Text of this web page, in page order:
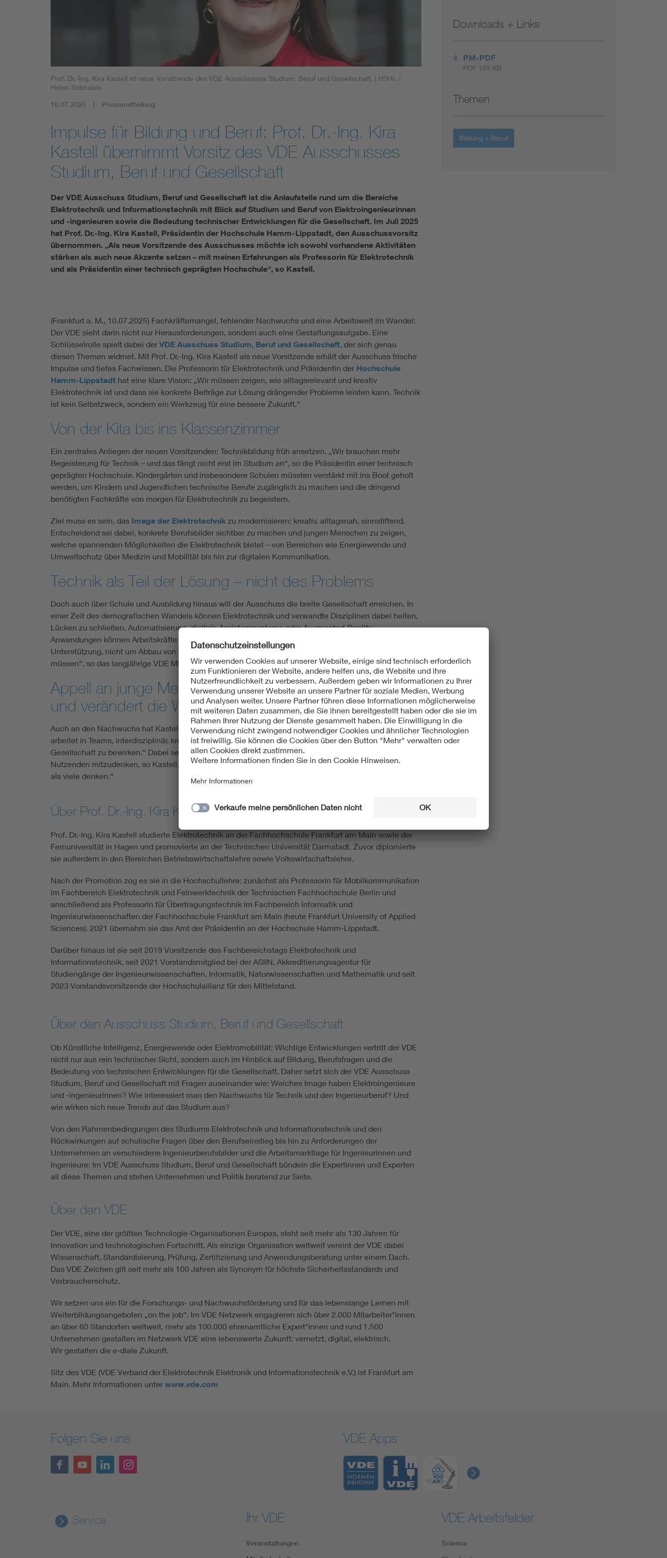
Energy storage
Functional safety
Prof. Dr.-Ing. Kira Kastell ist neue Vorsitzende des VDE Ausschusses Studium, Beruf und Gesellschaft. | HSHL /
Helen Sobiralski
10.07.2025 Pressemitteilung
Impulse für Bildung und Beruf: Prof. Dr.-Ing. Kira
Kastell übernimmt Vorsitz des VDE Ausschusses
Studium, Beruf und Gesellschaft
Der VDE Ausschuss Studium, Beruf und Gesellschaft ist die Anlaufstelle rund um die Bereiche
Elektrotechnik und Informationstechnik mit Blick auf Studium und Beruf von Elektroingenieurinnen
und -ingenieuren sowie die Bedeutung technischer Entwicklungen für die Gesellschaft. Im Juli 2025
hat Prof. Dr.-Ing. Kira Kastell, Präsidentin der Hochschule Hamm-Lippstadt, den Ausschussvorsitz
übernommen. „Als neue Vorsitzende des Ausschusses möchte ich sowohl vorhandene Aktivitäten
stärken als auch neue Akzente setzen – mit meinen Erfahrungen als Professorin für Elektrotechnik
und als Präsidentin einer technisch geprägten Hochschule“, so Kastell.
(Frankfurt a. M., 10.07.2025) Fachkräftemangel, fehlender Nachwuchs und eine Arbeitswelt im Wandel:
Der VDE sieht darin nicht nur Herausforderungen, sondern auch eine Gestaltungsaufgabe. Eine
Schlüsselrolle spielt dabei derVDE Ausschuss Studium, Beruf und Gesellschaft, der sich genau
diesen Themen widmet. Mit Prof. Dr.-Ing. Kira Kastell als neue Vorsitzende erhält der Ausschuss frische
Impulse und tiefes Fachwissen. Die Professorin für Elektrotechnik und Präsidentin der Hochschule
Hamm-Lippstadt hat eine klare Vision: „Wir müssen zeigen, wie alltagsrelevant und kreativ
Elektrotechnik ist und dass sie konkrete Beiträge zur Lösung drängender Probleme leisten kann. Technik
ist kein Selbstzweck, sondern ein Werkzeug für eine bessere Zukunft.“
Von der Kita bis ins Klassenzimmer
Ein zentrales Anliegen der neuen Vorsitzenden: Technikbildung früh ansetzen. „Wir brauchen mehr
Begeisterung für Technik – und das fängt nicht erst im Studium an“, so die Präsidentin einer technisch
geprägten Hochschule. Kindergärten und insbesondere Schulen müssten verstärkt mit ins Boot geholt
werden, um Kindern und Jugendlichen technische Berufe zugänglich zu machen und die dringend
benötigten Fachkräfte von morgen für Elektrotechnik zu begeistern.
Ziel muss es sein, das Image der Elektrotechnik zu modernisieren: kreativ, alltagsnah, sinnstiftend.
Entscheidend sei dabei, konkrete Berufsbilder sichtbar zu machen und jungen Menschen zu zeigen,
welche spannenden Möglichkeiten die Elektrotechnik bietet – von Bereichen wie Energiewende und
Umweltschutz über Medizin und Mobilität bis hin zur digitalen Kommunikation.
Technik als Teil der Lösung – nicht des Problems
Doch auch über Schule und Ausbildung hinaus will der Ausschuss die breite Gesellschaft erreichen. In
einer Zeit des demografischen Wandels können Elektrotechnik und verwandte Disziplinen dabei helfen,
Lücken zu schließen. Automatisierung, digitale Assistenzsysteme oder Augmented-Reality-
Anwendungen können Arbeitskräfte entlasten und produktiver machen. Es gehe um technische
Unterstützung, nicht um Abbau von Arbeitsplätzen. „Das ist ein zentrales Narrativ, das wir neu erzählen
müssen“, so das langjährige VDE Mitglied Kastell.
Appell an junge Menschen: Technik ist Teamarbeit –
und verändert die Welt
Auch an den Nachwuchs hat Kastell eine klare Botschaft: „Technik ist kein Einzelkämpferprojekt. Man
arbeitet in Teams, interdisziplinär, kreativ – und hat die Chance, direkt etwas Positives für die
Gesellschaft zu bewirken.“ Dabei sei es entscheidend, schon in der Entwicklung die Bedürfnisse der
Nutzenden mitzudenken, so Kastell. „Wer Technik gestaltet, gestaltet Zukunft. Und das ist spannender,
als viele denken.“
Über Prof. Dr.-Ing. Kira Kastell
Prof. Dr.-Ing. Kira Kastell studierte Elektrotechnik an der Fachhochschule Frankfurt am Main sowie der
Fernuniversität in Hagen und promovierte an der Technischen Universität Darmstadt. Zuvor diplomierte
sie außerdem in den Bereichen Betriebswirtschaftslehre sowie Volkswirtschaftslehre.
Nach der Promotion zog es sie in die Hochschullehre: zunächst als Professorin für Mobilkommunikation
im Fachbereich Elektrotechnik und Feinwerktechnik der Technischen Fachhochschule Berlin und
anschließend als Professorin für Übertragungstechnik im Fachbereich Informatik und
Ingenieurwissenschaften der Fachhochschule Frankfurt am Main (heute Frankfurt University of Applied
Sciences). 2021 übernahm sie das Amt der Präsidentin an der Hochschule Hamm-Lippstadt.
Darüber hinaus ist sie seit 2019 Vorsitzende des Fachbereichstags Elektrotechnik und
Informationstechnik, seit 2021 Vorstandsmitglied bei der ASIIN, Akkreditierungsagentur für
Studiengänge der Ingenieurwissenschaften, Informatik, Naturwissenschaften und Mathematik und seit
2023 Vorstandsvorsitzende der Hochschulallianz für den Mittelstand.
Über den Ausschuss Studium, Beruf und Gesellschaft
Ob Künstliche Intelligenz, Energiewende oder Elektromobilität: Wichtige Entwicklungen vertritt der VDE
nicht nur aus rein technischer Sicht, sondern auch im Hinblick auf Bildung, Berufsfragen und die
Bedeutung von technischen Entwicklungen für die Gesellschaft. Daher setzt sich der VDE Ausschuss
Studium, Beruf und Gesellschaft mit Fragen auseinander wie: Welches Image haben Elektroingenieure
und -ingenieurinnen? Wie interessiert man den Nachwuchs für Technik und den Ingenieurberuf? Und
wie wirken sich neue Trends auf das Studium aus?
Von den Rahmenbedingungen des Studiums Elektrotechnik und Informationstechnik und den
Rückwirkungen auf schulische Fragen über den Berufseinstieg bis hin zu Anforderungen der
Unternehmen an verschiedene Ingenieurberufsbilder und die Arbeitsmarktlage für Ingenieurinnen und
Ingenieure: Im VDE Ausschuss Studium, Beruf und Gesellschaft bündeln die Expertinnen und Experten
all diese Themen und stehen Unternehmen und Politik beratend zur Seite.
Über den VDE
Der VDE, eine der größten Technologie-Organisationen Europas, steht seit mehr als 130 Jahren für
Innovation und technologischen Fortschritt. Als einzige Organisation weltweit vereint der VDE dabei
Wissenschaft, Standardisierung, Prüfung, Zertifizierung und Anwendungsberatung unter einem Dach.
Das VDE Zeichen gilt seit mehr als 100 Jahren als Synonym für höchste Sicherheitsstandards und
Verbraucherschutz.
Wir setzen uns ein für die Forschungs- und Nachwuchsförderung und für das lebenslange Lernen mit
Weiterbildungsangeboten „on the job“. Im VDE Netzwerk engagieren sich über 2.000 Mitarbeiter*innen
an über 60 Standorten weltweit, mehr als 100.000 ehrenamtliche Expert*innen und rund 1.500
Unternehmen gestalten im Netzwerk VDE eine lebenswerte Zukunft: vernetzt, digital, elektrisch.
Wir gestalten die e-diale Zukunft.
Sitz des VDE (VDE Verband der Elektrotechnik Elektronik und Informationstechnik e.V.) ist Frankfurt am
Main. Mehr Informationen unterwww.vde.com
Downloads + Links
PM-PDF
PDF 129 KB
Themen
Bildung + Beruf
Folgen Sie uns VDE Apps
Service Ihr VDE
Veranstaltungen
VDE Arbeitsfelder
Science